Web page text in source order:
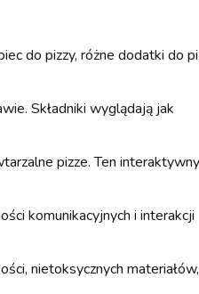
do pizzy, różne dodatki do
Składniki wyglądają jak
pizze. Ten interaktywny
komunikacyjnych i interakcji
nietoksycznych